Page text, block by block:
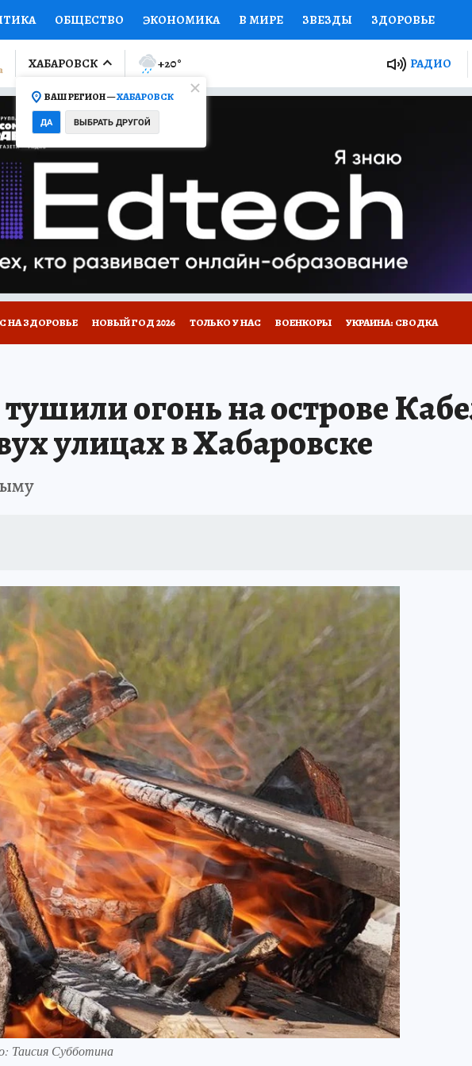
ОБЩЕСТВО ЭКОНОМИКА В МИРЕ ЗВЕЗДЫ ЗДОРОВЬЕ
ПРОИСШЕСТВИЯ НАЦИОНАЛЬНЫЕ ПРОЕКТЫ РОССИИ
ОТКРЫВАЕМ МИР Я ЗНАЮ СЕМЬЯ ЖЕНСКИЕ СЕКРЕТЫ
ПРОМОКОДЫ СЕРИАЛЫ
КОЛЛЕКЦИИ КОНКУРСЫ РАБОТА У НАС
САЙТЕ
ХАБАРОВСК
ВАШ РЕГИОН —ХАБАРОВСК
ДА ВЫБРАТЬ ДРУГОЙ
+20° РАДИО
НА ЗДОРОВЬЕ НОВЫЙ ГОД 2026 ТОЛЬКО У НАС ВОЕНКОРЫ УКРАИНА: СВОДКА
РОССИЯ 167 ЛЕТ ХАБАРОВСКУ ПРОИСШЕСТВИЯ «УРГАЛУГОЛЬ» - ЧЕСТЬ
огонь на острове
улицах в Хабаровске
Таисия Субботина